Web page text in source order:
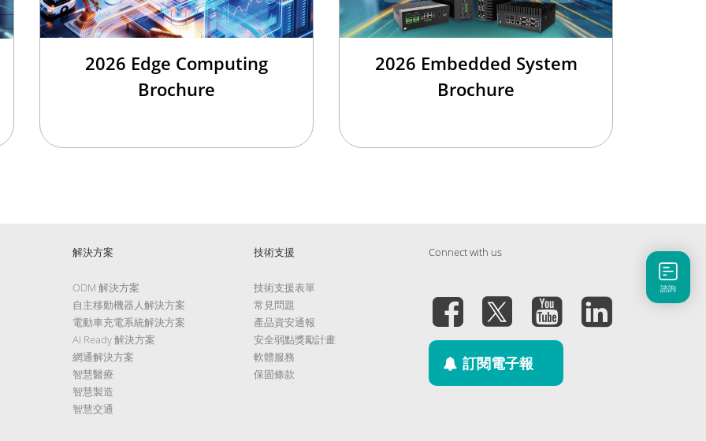
2026 Edge Computing
Brochure
2026 Embedded System
Brochure
解決方案
ODM 解決方案
自主移動機器人解決方案
電動車充電系統解決方案
AI Ready 解決方案
網通解決方案
智慧醫療
智慧製造
智慧交通
技術支援
技術支援表單
常見問題
產品資安通報
安全弱點獎勵計畫
軟體服務
保固條款
Connect with us
訂閱電子報
諮詢